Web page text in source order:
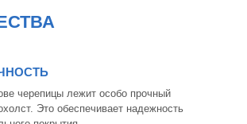
черепицы лежит особо прочный
Это обеспечивает надежность